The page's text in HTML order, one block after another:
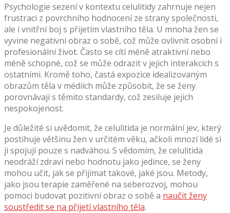
Psychologie sezení v kontextu celulitidy zahrnuje nejen
frustraci z povrchního hodnocení ze strany společnosti,
ale i vnitřní boj s přijetím vlastního těla. U mnoha žen se
vyvine negativní obraz o sobě, což může ovlivnit osobní i
profesionální život. Často se cítí méně atraktivní nebo
méně schopné, což se může odrazit v jejich interakcích s
ostatními. Kromě toho, častá expozice idealizovaným
obrazům těla v médiích může způsobit, že se ženy
porovnávají s těmito standardy, což zesiluje jejich
nespokojenost.
Je důležité si uvědomit, že celulitida je normální jev, který
postihuje většinu žen v určitém věku, ačkoli mnozí lidé si
ji spojují pouze s nadváhou. S vědomím, že celulitida
neodráží zdraví nebo hodnotu jako jedince, se ženy
mohou učit, jak se přijímat takové, jaké jsou. Metody,
jako jsou terapie zaměřené na seberozvoj, mohou
pomoci budovat pozitivní obraz o sobě a naučit ženy
soustředit se na přijetí vlastního těla.